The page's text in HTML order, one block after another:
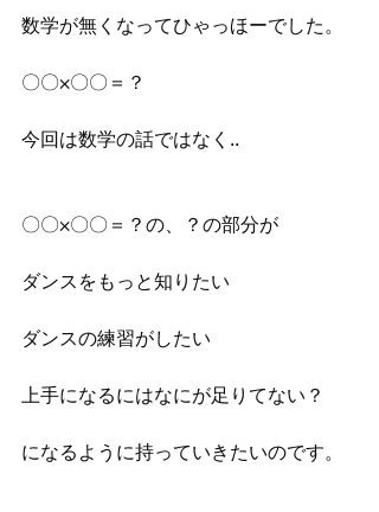
数学が無くなってひゃっほーでした。
〇〇×〇〇＝？
今回は数学の話ではなく..
〇〇×〇〇＝？の、？の部分が
ダンスをもっと知りたい
ダンスの練習がしたい
上手になるにはなにが足りてない？
になるように持っていきたいのです。